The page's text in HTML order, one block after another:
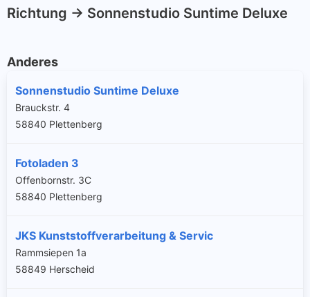
Richtung -> Sonnenstudio Suntime Deluxe
Anderes
Sonnenstudio Suntime Deluxe
Brauckstr. 4
58840 Plettenberg
Fotoladen 3
Offenbornstr. 3C
58840 Plettenberg
JKS Kunststoffverarbeitung & Servic
Rammsiepen 1a
58849 Herscheid